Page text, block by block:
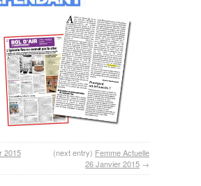
2015
(next entry) Femme Actuelle
26 Janvier 2015 →